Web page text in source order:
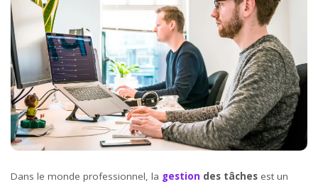
Dans le monde professionnel, la gestion des tâches est un